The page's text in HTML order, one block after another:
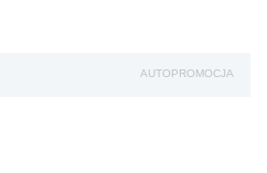
AUTOPROMOCJA